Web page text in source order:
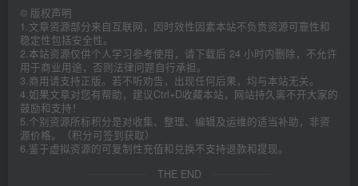
© 版权声明
1.文章资源部分来自互联网，因时效性因素本站不负责资源可靠性和
稳定性包括安全性。
2.本站资源仅供个人学习参考使用，请下载后 24 小时内删除，不允许
用于商业用途，否则法律问题自行承担。
3.商用请支持正版。若不听劝告，出现任何后果，均与本站无关。
4.如果文章对您有帮助，建议Ctrl+D收藏本站，网站持久离不开大家的
鼓励和支持！
5.个别资源所标积分是对收集、整理、编辑及运维的适当补助，非资
源价格。（积分可签到获取）
6.鉴于虚拟资源的可复制性充值和兑换不支持退款和提现。
THE END